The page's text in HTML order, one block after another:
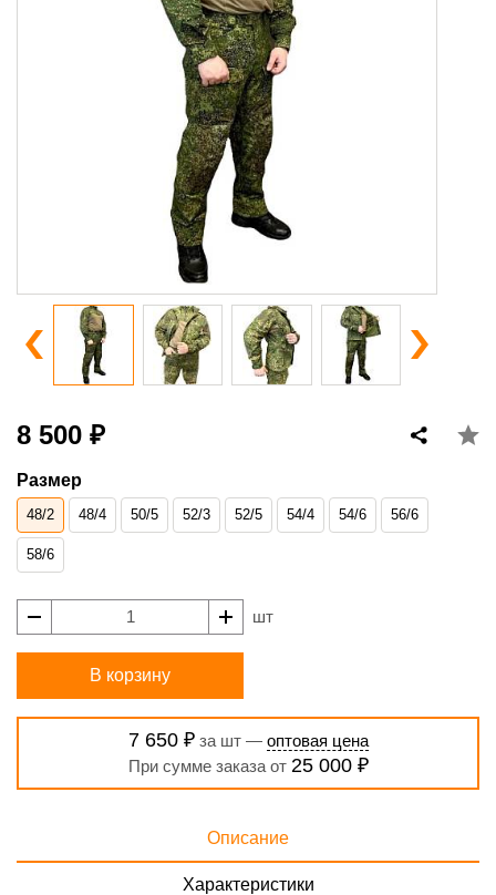
8 500 ₽
Размер
48/2 48/4 50/5 52/3 52/5 54/4 54/6 56/6
58/6
шт
В корзину
7 650 ₽за шт — оптовая цена
При сумме заказа от 25 000 ₽
Описание
Характеристики